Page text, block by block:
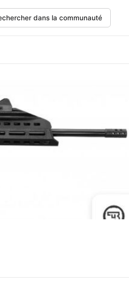
dans la communauté